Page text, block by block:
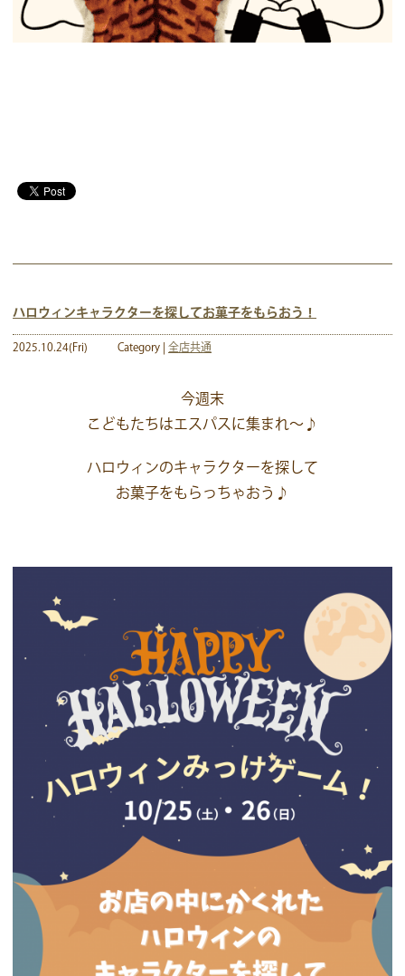
ハロウィンキャラクターを探してお菓子をもらおう！
2025.10.24(Fri) Category |全店共通
今週末
こどもたちはエスパスに集まれ～♪
ハロウィンのキャラクターを探して
お菓子をもらっちゃおう♪